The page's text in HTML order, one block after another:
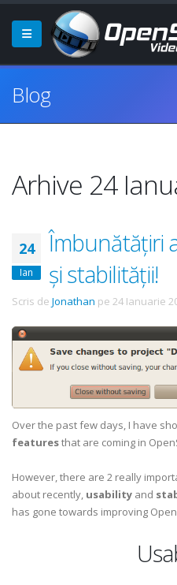
Blog
Arhive 24
24
Ian
Îmbunătățiri
și stabilității!
Scris de Jonathan pe 24 Ianuarie
Over the past few days, I have
featuresthat are coming in
However, there are 2 really
about recently, usability and
has gone towards improving